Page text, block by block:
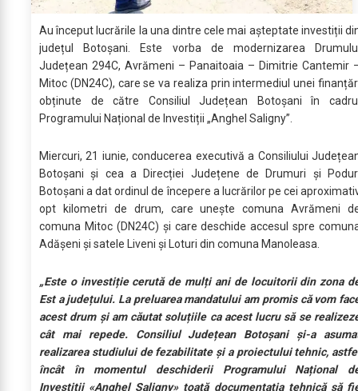
Au început lucrările la una dintre cele mai așteptate investiții
județul Botoșani. Este vorba de modernizarea
Județean 294C, Avrămeni – Panaitoaia – Dimitrie Cantemir
Mitoc (DN24C), care se va realiza prin intermediul unei
obținute de către Consiliul Județean Botoșani în
Programului Național de Investiții „Anghel Saligny”.
Miercuri, 21 iunie, conducerea executivă a Consiliului
Botoșani și cea a Direcției Județene de Drumuri și
Botoșani a dat ordinul de începere a lucrărilor pe cei
opt kilometri de drum, care unește comuna Avrămeni
comuna Mitoc (DN24C) și care deschide accesul spre
Adășeni și satele Liveni și Loturi din comuna Manoleasa.
„Este o investiție cerută de mulți ani de locuitorii din zona
Est a județului. La preluarea mandatului am promis că vom
acest drum și am căutat soluțiile ca acest lucru să se
cât mai repede. Consiliul Județean Botoșani și-a
realizarea studiului de fezabilitate și a proiectului tehnic,
încât în momentul deschiderii Programului Național
Investiții «Anghel Saligny» toată documentația tehnică să